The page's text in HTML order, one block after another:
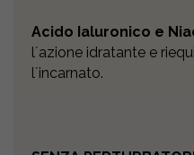
Acido Ialuronico e
lʼazione idratante e
lʼincarnato.